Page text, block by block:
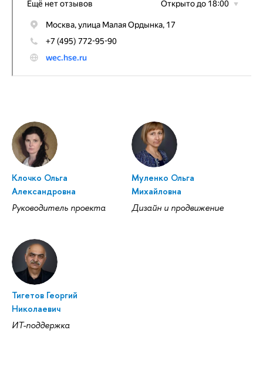
Клочко Ольга
Александровна
Руководитель проекта
Муленко Ольга
Михайловна
Дизайн и продвижение
Тигетов Георгий
Николаевич
ИТ-поддержка